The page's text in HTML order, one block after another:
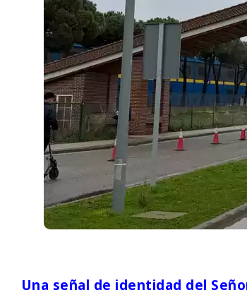
Una señal de identidad del